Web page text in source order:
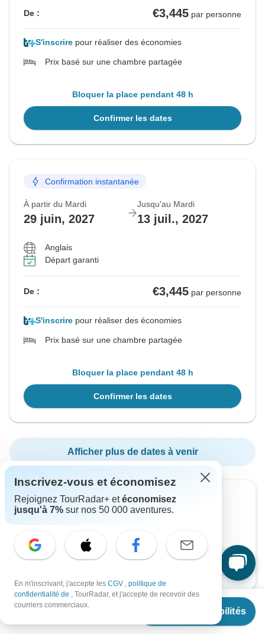
À partir de
Voir les disponibilités
De : €3,445 par personne
S'inscrire pour réaliser des économies
Prix basé sur une chambre partagée
Bloquer la place pendant 48 h
Confirmer les dates
Confirmation instantanée
À partir du Mardi
29 juin, 2027
Jusqu'au Mardi
13 juil., 2027
Anglais
Départ garanti
De : €3,445 par personne
S'inscrire pour réaliser des économies
Prix basé sur une chambre partagée
Bloquer la place pendant 48 h
Confirmer les dates
Afficher plus de dates à venir
Vous voulez lire ceci plus tard ?
Téléchargez la brochure PDF de ce circuit et
Télécharger la brochure
Inscrivez-vous et économisez
Rejoignez TourRadar+ etéconomisez
jusqu'à 7% sur nos 50 000 aventures.
En m'inscrivant, j'accepte les CGV , politique de
confidentialité de , TourRadar, et j'accepte de recevoir des
courriers commerciaux.